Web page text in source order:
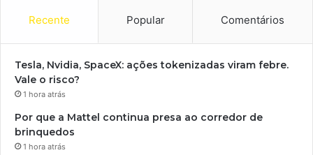
Recente Popular Comentários
Tesla, Nvidia, SpaceX: ações tokenizadas viram febre.
Vale o risco?
1 hora atrás
Por que a Mattel continua presa ao corredor de
brinquedos
1 hora atrás